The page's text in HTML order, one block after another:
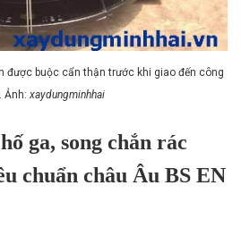
được buộc cẩn thận trước khi giao đến công
Ảnh: xaydungminhhai
ga, song chắn rác
chuẩn châu Âu BS EN